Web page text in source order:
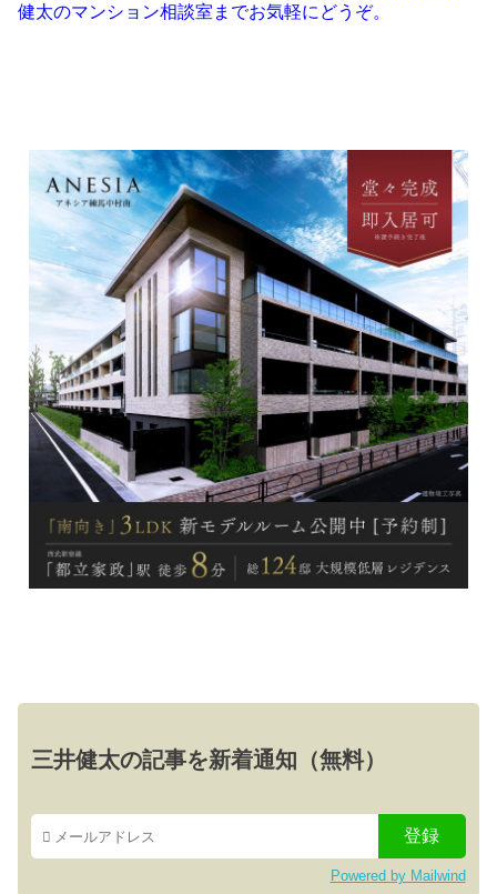
健太のマンション相談室までお気軽にどうぞ。
三井健太の記事を新着通知（無料）
Powered by Mailwind